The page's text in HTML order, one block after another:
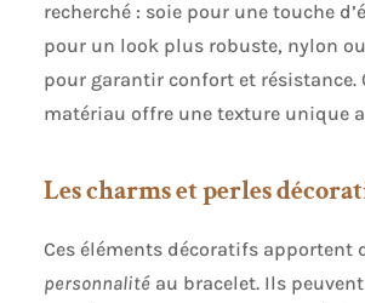
recherché : soie pour une touche
pour un look plus robuste, nylon
pour garantir confort et résistance.
matériau offre une texture unique
Les charms et perles
Ces éléments décoratifs apportent
personnalitéau bracelet. Ils